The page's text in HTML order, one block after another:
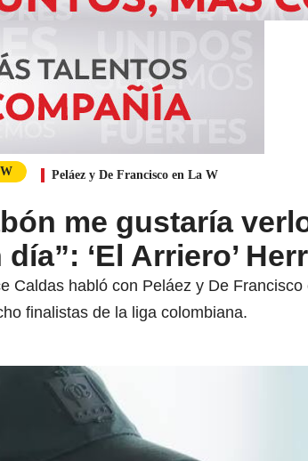
Peláez y De Francisco en La W
me gustaría
‘El Arriero’
Caldas habló con Peláez y De
finalistas de la liga colombiana.